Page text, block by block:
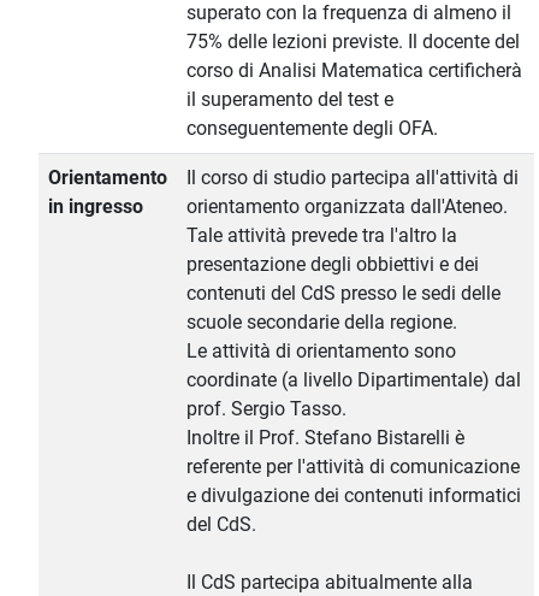
superato con la frequenza di almeno il
75% delle lezioni previste. Il docente del
corso di Analisi Matematica certificherà
il superamento del test e
conseguentemente degli OFA.
Orientamento
in ingresso
Il corso di studio partecipa all'attività di
orientamento organizzata dall'Ateneo.
Tale attività prevede tra l'altro la
presentazione degli obbiettivi e dei
contenuti del CdS presso le sedi delle
scuole secondarie della regione.
Le attività di orientamento sono
coordinate (a livello Dipartimentale) dal
prof. Sergio Tasso.
Inoltre il Prof. Stefano Bistarelli è
referente per l'attività di comunicazione
e divulgazione dei contenuti informatici
del CdS.
Il CdS partecipa abitualmente alla